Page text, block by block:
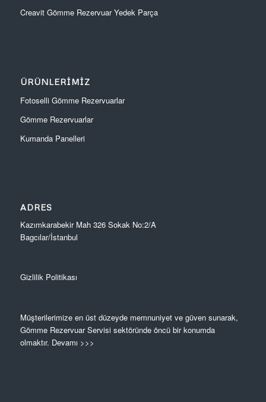
Creavit Gömme Rezervuar Yedek Parça
ÜRÜNLERIMIZ
Fotoselli Gömme Rezervuarlar
Gömme Rezervuarlar
Kumanda Panelleri
ADRES
Kazımkarabekir Mah 326 Sokak No:2/A
Bagcılar/İstanbul
Gizlilik Politikası
Müşterilerimize en üst düzeyde memnuniyet ve güven sunarak,
Gömme Rezervuar Servisi sektöründe öncü bir konumda
olmaktır. Devamı >>>